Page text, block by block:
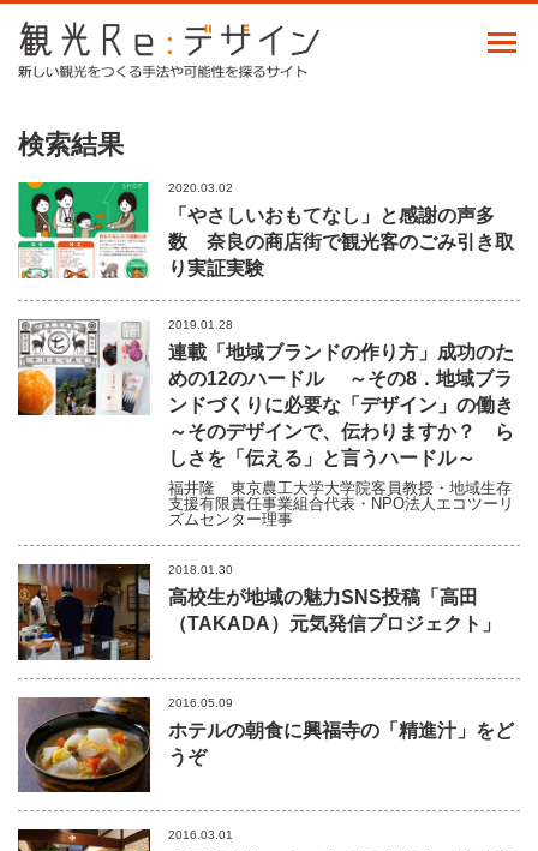
検索結果
2020.03.02
「やさしいおもてなし」と感謝の声多
数 奈良の商店街で観光客のごみ引き取
り実証実験
2019.01.28
連載「地域ブランドの作り方」成功のた
めの12のハードル ～その8．地域ブラ
ンドづくりに必要な「デザイン」の働き
～そのデザインで、伝わりますか？ ら
しさを「伝える」と言うハードル～
福井隆
東京農工大学大学院客員教授・地域生存
支援有限責任事業組合代表・NPO法人エコツーリ
ズムセンター理事
2018.01.30
高校生が地域の魅力SNS投稿「高田
（TAKADA）元気発信プロジェクト」
2016.05.09
ホテルの朝食に興福寺の「精進汁」をど
うぞ
2016.03.01